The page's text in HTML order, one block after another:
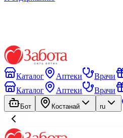
Каталог Аптеки Врачи
Каталог
Аптеки Врачи
Бот Костанай ru